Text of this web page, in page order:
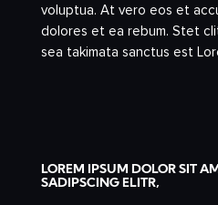
voluptua. At vero eos et
dolores et ea rebum. Stet
sea takimata sanctus est
LOREM IPSUM DOLOR SIT
SADIPSCING ELITR,